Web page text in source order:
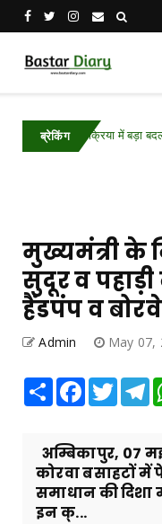
ब्रेकिंग
प्रक्रिया में बड़ा बदलाव : अब
मुख्यमंत्री के
सुदूर व पहाड़ी
हैंडपंप व
Admin May 07,
Share Facebook
Twitter
अम्बिकापुर, 07
कोरवा बसाहटों
समाधान की दिशा
इन क्...